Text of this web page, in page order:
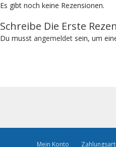
Es gibt noch keine Rezensionen.
Schreibe Die Erste
Du musst angemeldet sein, um
Mein Konto